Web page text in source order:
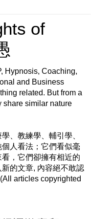
of
Hypnosis, Coaching,
and Business
related. But from a
share similar nature
、教練學、輔引學、
人看法；它們看似毫
，它們卻擁有相近的
的文章, 內容絕不敢認
articles copyrighted